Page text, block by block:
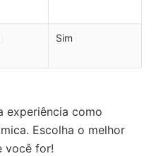
Sim
experiência como
Escolha o melhor
você for!